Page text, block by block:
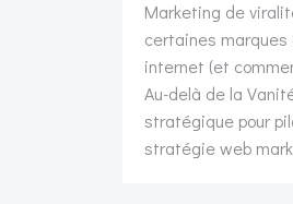
Marketing de
certaines marques
internet (et
Au-delà de la
stratégique pour
stratégie web